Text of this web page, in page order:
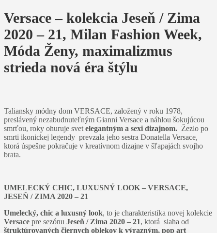
Versace – kolekcia Jeseň / Zima
2020 – 21, Milan Fashion Week,
Móda Ženy, maximalizmus
strieda nová éra štýlu
Taliansky módny dom VERSACE, založený v roku 1978,
preslávený nezabudnuteľným Gianni Versace a náhlou šokujúcou
smrťou, roky ohuruje svet elegantným a sexi dizajnom. Žezlo po
smrti ikonickej legendy prevzala jeho sestra Donatella Versace,
ktorá úspešne pokračuje v kreatívnom dizajne v šľapajách svojho
brata.
UMELECKÝ CHIC, LUXUSNÝ LOOK – VERSACE,
JESEŇ / ZIMA 2020 – 21
Umelecký, chic a luxusný look, to je charakteristika novej kolekcie
Versace pre sezónu Jeseň / Zima 2020 – 21, ktorá siaha od
štruktúrovaných čiernych oblekov k výrazným, pop art